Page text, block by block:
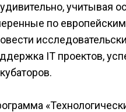
учитывая
по
IT проектов,